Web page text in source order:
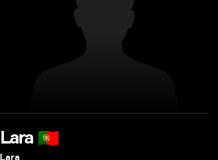
Lara 🇵🇹
Lara